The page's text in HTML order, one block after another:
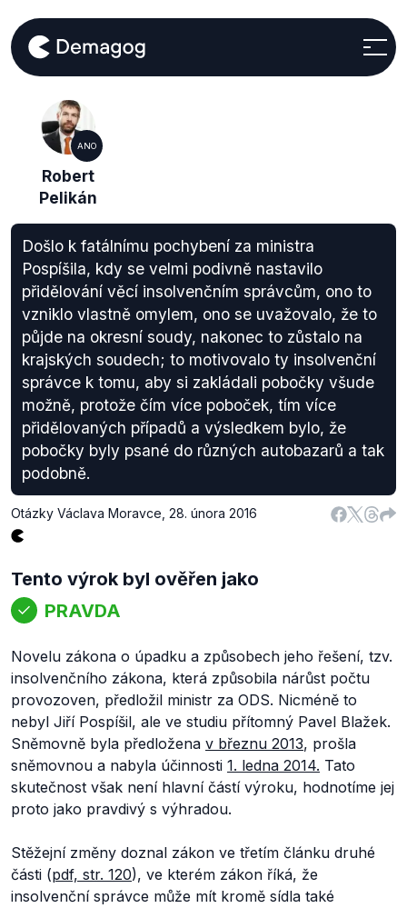
ANO
Robert
Pelikán
Došlo k fatálnímu pochybení za ministra
Pospíšila, kdy se velmi podivně nastavilo
přidělování věcí insolvenčním správcům, ono to
vzniklo vlastně omylem, ono se uvažovalo, že to
půjde na okresní soudy, nakonec to zůstalo na
krajských soudech; to motivovalo ty insolvenční
správce k tomu, aby si zakládali pobočky všude
možně, protože čím více poboček, tím více
přidělovaných případů a výsledkem bylo, že
pobočky byly psané do různých autobazarů a tak
podobně.
Otázky Václava Moravce 28. února 2016
Tento výrok byl ověřen jako
PRAVDA
Novelu zákona o úpadku a způsobech jeho řešení, tzv.
insolvenčního zákona, která způsobila nárůst počtu
provozoven, předložil ministr za ODS. Nicméně to
nebyl Jiří Pospíšil, ale ve studiu přítomný Pavel Blažek.
Sněmovně byla předložena v březnu 2013, prošla
sněmovnou a nabyla účinnosti 1. ledna 2014. Tato
skutečnost však není hlavní částí výroku, hodnotíme jej
proto jako pravdivý s výhradou.
Stěžejní změny doznal zákon ve třetím článku druhé
části (pdf, str. 120), ve kterém zákon říká, že
insolvenční správce může mít kromě sídla také